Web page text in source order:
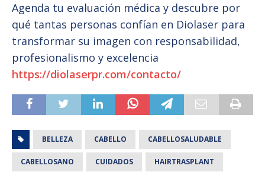
Agenda tu evaluación médica y descubre por
qué tantas personas confían en Diolaser para
transformar su imagen con responsabilidad,
profesionalismo y excelencia
https://diolaserpr.com/contacto/
BELLEZA CABELLO CABELLOSALUDABLE
CABELLOSANO CUIDADOS HAIRTRASPLANT